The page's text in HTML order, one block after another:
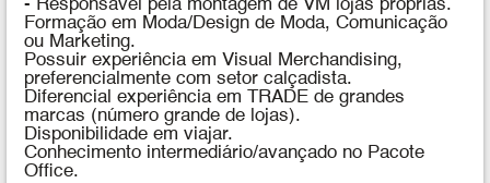
- Responsável pela montagem de VM lojas próprias.
Formação em Moda/Design de Moda, Comunicação
ou Marketing.
Possuir experiência em Visual Merchandising,
preferencialmente com setor calçadista.
Diferencial experiência em TRADE de grandes
marcas (número grande de lojas).
Disponibilidade em viajar.
Conhecimento intermediário/avançado no Pacote
Office.